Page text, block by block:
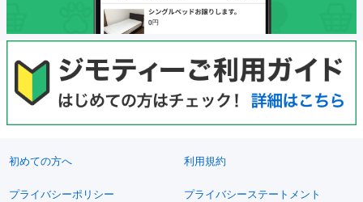
初めての方へ 利用規約
プライバシーポリシー プライバシーステートメント